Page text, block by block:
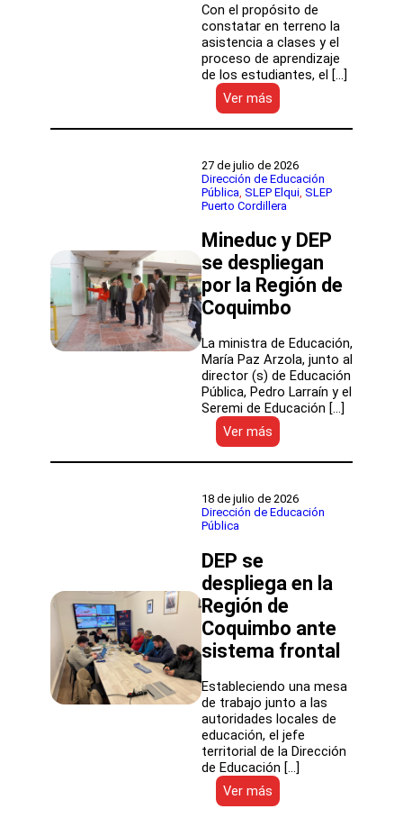
Con el propósito de
constatar en terreno la
asistencia a clases y el
proceso de aprendizaje
de los estudiantes, el […]
Ver más
Con
foco
la
asistencia
a
clases,
(s)
de
Educación
Pública
visitó
Cadete
Arturo
Prat
27 de julio de 2026
Dirección de Educación
Pública SLEP Elqui SLEP
Puerto Cordillera
Mineduc y DEP
se despliegan
por la Región de
Coquimbo
La ministra de Educación,
María Paz Arzola, junto al
director (s) de Educación
Pública, Pedro Larraín y el
Seremi de Educación […]
Ver más
Mineduc
y
se
despliegan
de
Coquimbo
18 de julio de 2026
Dirección de Educación
Pública
DEP se
despliega en la
Región de
Coquimbo ante
sistema frontal
Estableciendo una mesa
de trabajo junto a las
autoridades locales de
educación, el jefe
territorial de la Dirección
de Educación […]
Ver más
DEP